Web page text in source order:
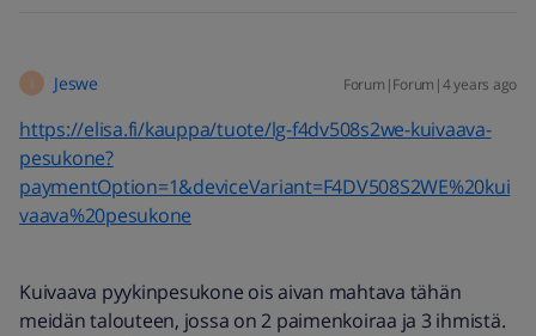
Jeswe Forum|Forum|4 years ago
https://elisa.fi/kauppa/tuote/lg-f4dv508s2we-kuivaava-
pesukone?
paymentOption=1&deviceVariant=F4DV508S2WE%20kui
vaava%20pesukone
Kuivaava pyykinpesukone ois aivan mahtava tähän
meidän talouteen, jossa on 2 paimenkoiraa ja 3 ihmistä.